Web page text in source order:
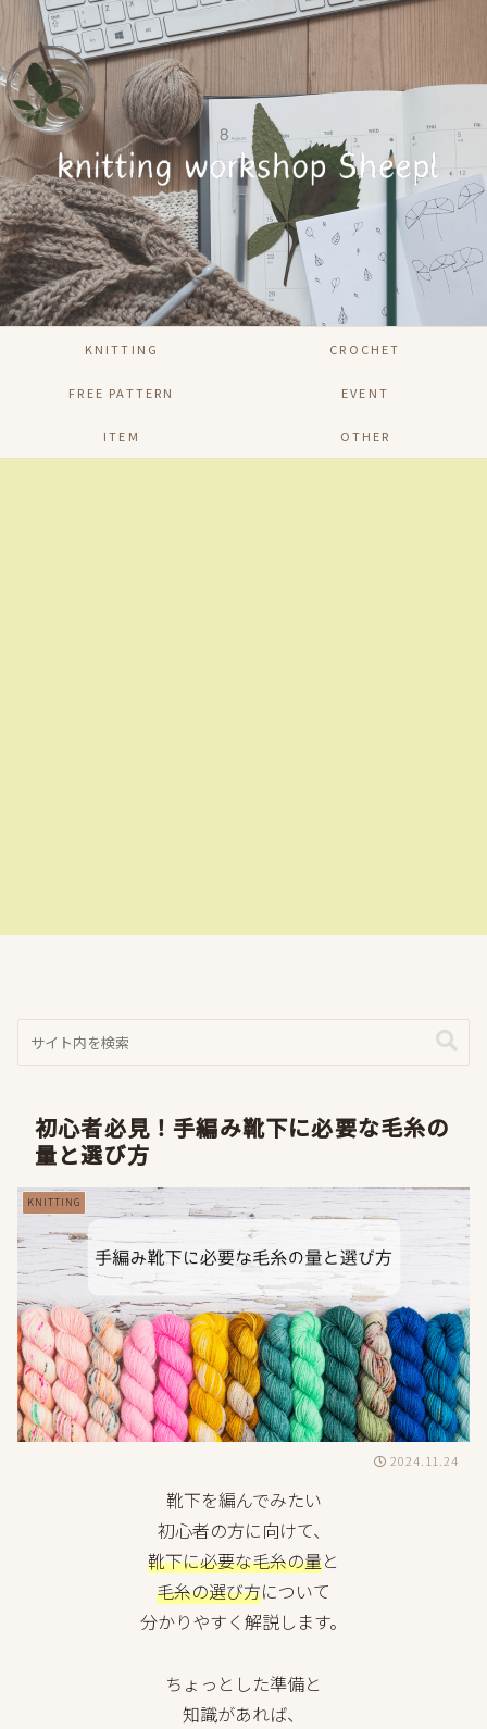
KNITTING CROCHET
FREE PATTERN EVENT
ITEM OTHER
初心者必見！手編み靴下に必要な毛糸の
量と選び方
KNITTING
2024.11.24
靴下を編んでみたい
初心者の方に向けて、
靴下に必要な毛糸の量と
毛糸の選び方について
分かりやすく解説します。
ちょっとした準備と
知識があれば、